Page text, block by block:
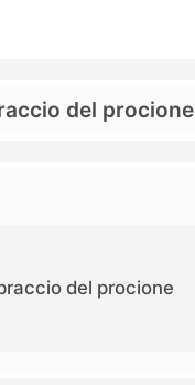
del procione
del procione